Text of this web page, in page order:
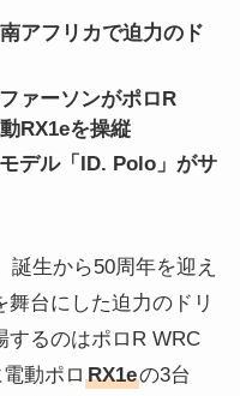
アフリカで迫力のド
ァーソンがポロR
RX1eを操縦
デル「ID. Polo」がサ
誕生から50周年を迎え
台にした迫力のドリ
するのはポロR WRC
動ポロ RX1eの3台